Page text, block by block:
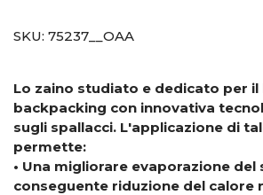
SKU: 75237__OAA
Lo zaino studiato e dedicato per
backpacking con innovativa
sugli spallacci. L'applicazione di
permette:
• Una migliorare evaporazione del
conseguente riduzione del calore